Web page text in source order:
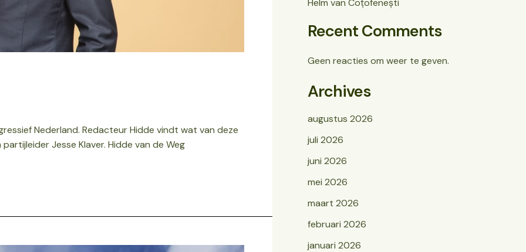
Nederland. Redacteur Hidde vindt wat van deze
Jesse Klaver. Hidde van de Weg
Recent Comments
Geen reacties om weer te geven.
Archives
augustus 2026
juli 2026
juni 2026
mei 2026
maart 2026
februari 2026
januari 2026